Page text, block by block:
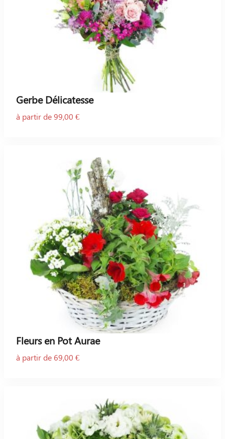
Gerbe Délicatesse
à partir de 99,00 €
Fleurs en Pot Aurae
à partir de 69,00 €